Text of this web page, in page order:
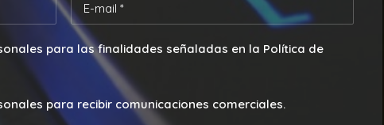
para las finalidades señaladas en la Política de
para recibir comunicaciones comerciales.